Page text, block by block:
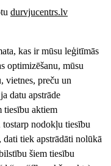
durvjucentrs.lv
kas ir mūsu leģitīmās
optimizēšanu, mūsu
vietnes, preču un
datu apstrāde
tiesību aktiem
nodokļu tiesību
tiek apstrādāti nolūkā
šiem tiesību